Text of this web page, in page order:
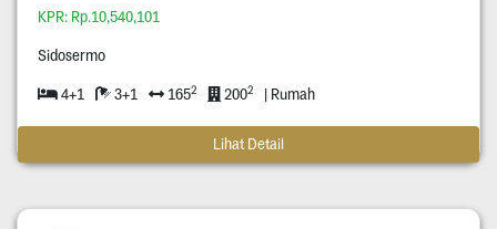
KPR: Rp.10,540,101
Sidosermo
4+1 3+1 1652 2002 | Rumah
Lihat Detail